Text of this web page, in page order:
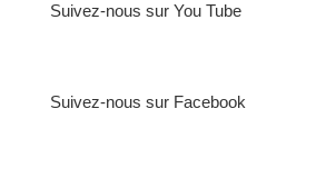
Suivez-nous sur You Tube
Suivez-nous sur Facebook